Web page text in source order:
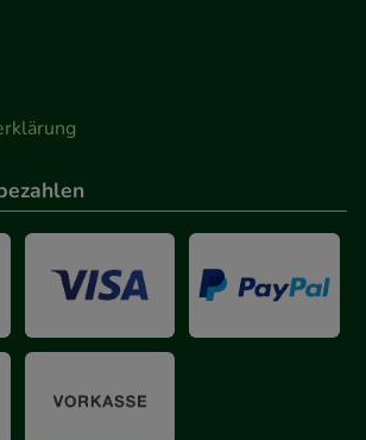
beachten Sie, dass Daten hierfür
wie z.B. Google oder soziale
werden.